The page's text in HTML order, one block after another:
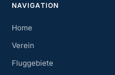
NAVIGATION
Home
Verein
Fluggebiete